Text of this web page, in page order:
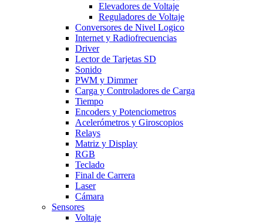
Elevadores de Voltaje
Reguladores de Voltaje
Conversores de Nivel Logico
Internet y Radiofrecuencias
Driver
Lector de Tarjetas SD
Sonido
PWM y Dimmer
Carga y Controladores de Carga
Tiempo
Encoders y Potenciometros
Acelerómetros y Giroscopios
Relays
Matriz y Display
RGB
Teclado
Final de Carrera
Laser
Cámara
Sensores
Voltaje